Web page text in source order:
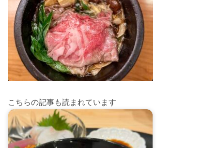
こちらの記事も読まれています